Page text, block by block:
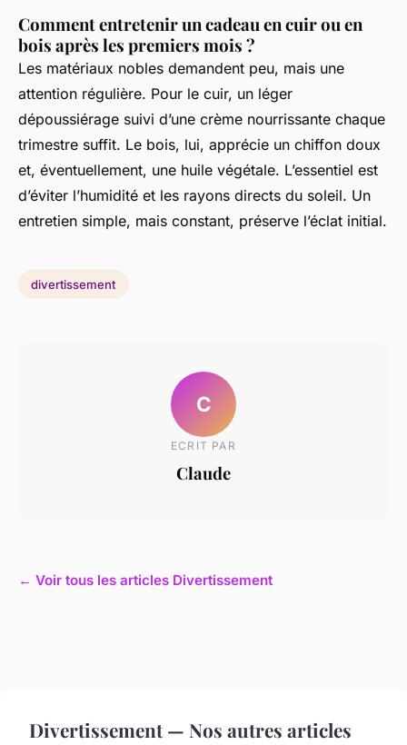
Comment entretenir un cadeau en cuir ou en
bois après les premiers mois ?
Les matériaux nobles demandent peu, mais une
attention régulière. Pour le cuir, un léger
dépoussiérage suivi d’une crème nourrissante chaque
trimestre suffit. Le bois, lui, apprécie un chiffon doux
et, éventuellement, une huile végétale. L’essentiel est
d’éviter l’humidité et les rayons directs du soleil. Un
entretien simple, mais constant, préserve l’éclat initial.
divertissement
C
ECRIT PAR
Claude
← Voir tous les articles Divertissement
Divertissement — Nos autres articles